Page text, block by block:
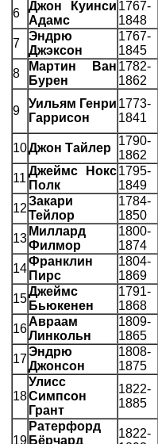
6
Джон Куинси
Адамс
1767-
1848
7
Эндрю
Джэксон
1767-
1845
8
Мартин Ван
Бурен
1782-
1862
9
Уильям Генри
Гаррисон
1773-
1841
10Джон Тайлер
1790-
1862
11
Джеймс Нокс
Полк
1795-
1849
12
Закари
Тейлор
1784-
1850
13
Миллард
Филмор
1800-
1874
14
Франклин
Пирс
1804-
1869
15
Джеймс
Бьюкенен
1791-
1868
16
Авраам
Линкольн
1809-
1865
17
Эндрю
Джонсон
1808-
1875
18
Улисс
Симпсон
Грант
1822-
1885
19
Ратерфорд
Бёрчард
1822-